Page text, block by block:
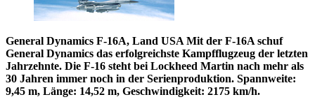
General Dynamics F-16A, Land USA Mit der F-16A schuf
General Dynamics das erfolgreichste Kampfflugzeug der letzten
Jahrzehnte. Die F-16 steht bei Lockheed Martin nach mehr als
30 Jahren immer noch in der Serienproduktion. Spannweite:
9,45 m, Länge: 14,52 m, Geschwindigkeit: 2175 km/h.